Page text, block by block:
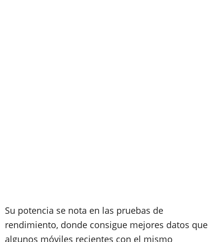
Su potencia se nota en las pruebas de
rendimiento, donde consigue mejores datos que
algunos móviles recientes con el mismo